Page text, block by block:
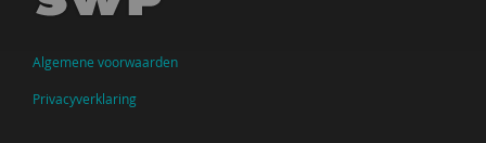
Algemene voorwaarden
Privacyverklaring